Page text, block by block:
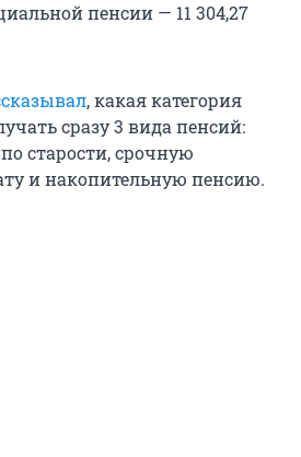
пенсии — 11 304,27
, какая категория
сразу 3 вида пенсий:
старости, срочную
и накопительную пенсию.